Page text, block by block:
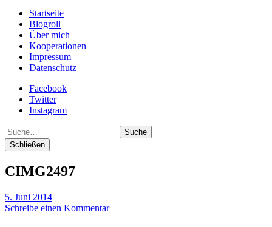
Startseite
Blogroll
Über mich
Kooperationen
Impressum
Datenschutz
Facebook
Twitter
Instagram
Suche
Schließen
CIMG2497
5. Juni 2014
Schreibe einen Kommentar